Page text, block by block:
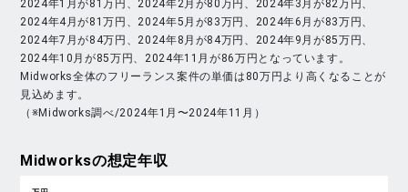
2024年1月が81万円、2024年2月が80万円、2024年3月が82万円、
2024年4月が81万円、2024年5月が83万円、2024年6月が83万円、
2024年7月が84万円、2024年8月が84万円、2024年9月が85万円、
2024年10月が85万円、2024年11月が86万円となっています。
Midworks全体のフリーランス案件の単価は80万円より高くなることが
見込めます。
（※Midworks調べ/2024年1月〜2024年11月）
Midworksの想定年収